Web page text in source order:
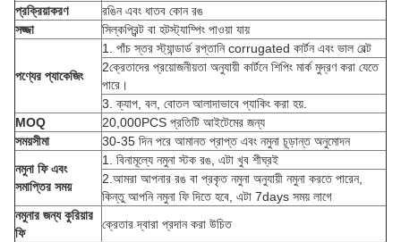
প্রক্রিয়াকরণ
রঙিন এবং ধাতব কোন রঙ
সজ্জা
সিল্কপ্রিন্ট বা হটস্ট্যাম্পিং পাওয়া যায়
পণ্যের প্যাকেজিং
1. পাঁচ স্তর স্ট্যান্ডার্ড রপ্তানি corrugated কার্টন এবং ভাল বেল্ট
2ক্রেতাদের প্রয়োজনীয়তা অনুযায়ী কার্টনে শিপিং মার্ক মুদ্রণ করা যেতে
পারে।
3. ক্যাপ, বল, বোতল আলাদাভাবে প্যাকিং করা হয়.
MOQ
20,000PCS প্রতিটি আইটেমের জন্য
সময়সীমা
30-35 দিন পরে আমানত প্রাপ্ত এবং নমুনা চূড়ান্ত অনুমোদন
নমুনা ফি এবং
সমাপ্তির সময়
1. বিনামূল্যে নমুনা স্টক রঙ, এটা খুব শীঘ্রই
2.আমরা আপনার রঙ বা প্রকৃত নমুনা অনুযায়ী নমুনা করতে পারেন,
কিন্তু আপনি নমুনা ফি দিতে হবে, এটা 7days সময় লাগে
নমুনার জন্য কুরিয়ার
ফি
ক্রেতার দ্বারা প্রদান করা উচিত